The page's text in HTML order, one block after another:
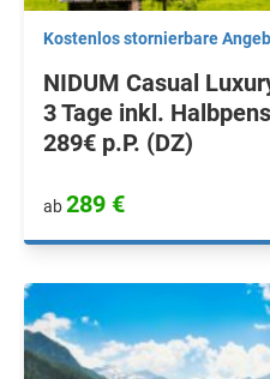
Kostenlos stornierbare
NIDUM Casual
3 Tage inkl.
289€ p.P. (DZ)
ab289 €